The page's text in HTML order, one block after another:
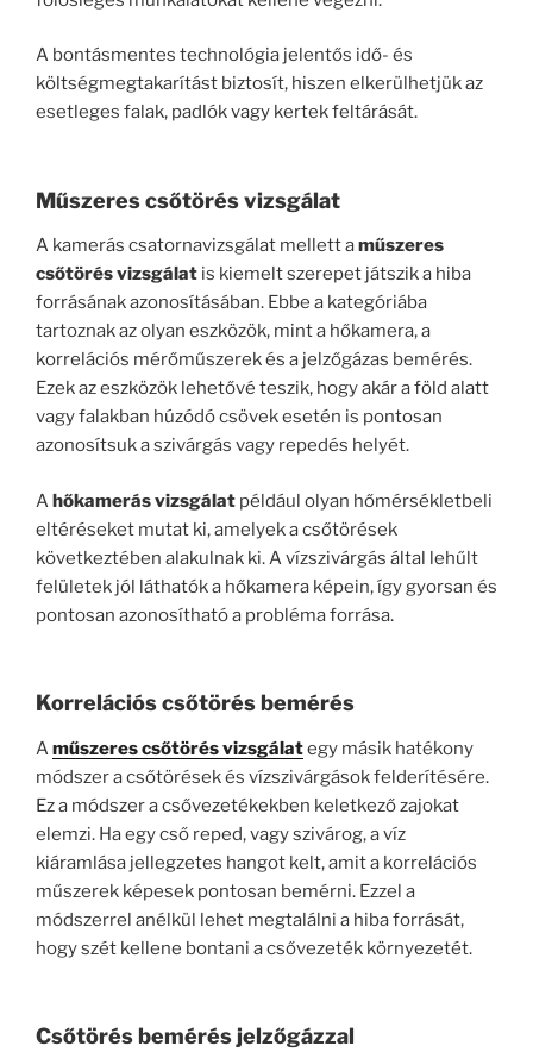
A bontásmentes technológia jelentős idő- és
költségmegtakarítást biztosít, hiszen elkerülhetjük az
esetleges falak, padlók vagy kertek feltárását.
Műszeres csőtörés vizsgálat
A kamerás csatornavizsgálat mellett aműszeres
csőtörés vizsgálat is kiemelt szerepet játszik a hiba
forrásának azonosításában. Ebbe a kategóriába
tartoznak az olyan eszközök, mint a hőkamera, a
korrelációs mérőműszerek és a jelzőgázas bemérés.
Ezek az eszközök lehetővé teszik, hogy akár a föld alatt
vagy falakban húzódó csövek esetén is pontosan
azonosítsuk a szivárgás vagy repedés helyét.
Ahőkamerás vizsgálat például olyan hőmérsékletbeli
eltéréseket mutat ki, amelyek a csőtörések
következtében alakulnak ki. A vízszivárgás által lehűlt
felületek jól láthatók a hőkamera képein, így gyorsan és
pontosan azonosítható a probléma forrása.
Korrelációs csőtörés bemérés
Aműszeres csőtörés vizsgálategy másik hatékony
módszer a csőtörések és vízszivárgások felderítésére.
Ez a módszer a csővezetékekben keletkező zajokat
elemzi. Ha egy cső reped, vagy szivárog, a víz
kiáramlása jellegzetes hangot kelt, amit a korrelációs
műszerek képesek pontosan bemérni. Ezzel a
módszerrel anélkül lehet megtalálni a hiba forrását,
hogy szét kellene bontani a csővezeték környezetét.
Csőtörés bemérés jelzőgázzal